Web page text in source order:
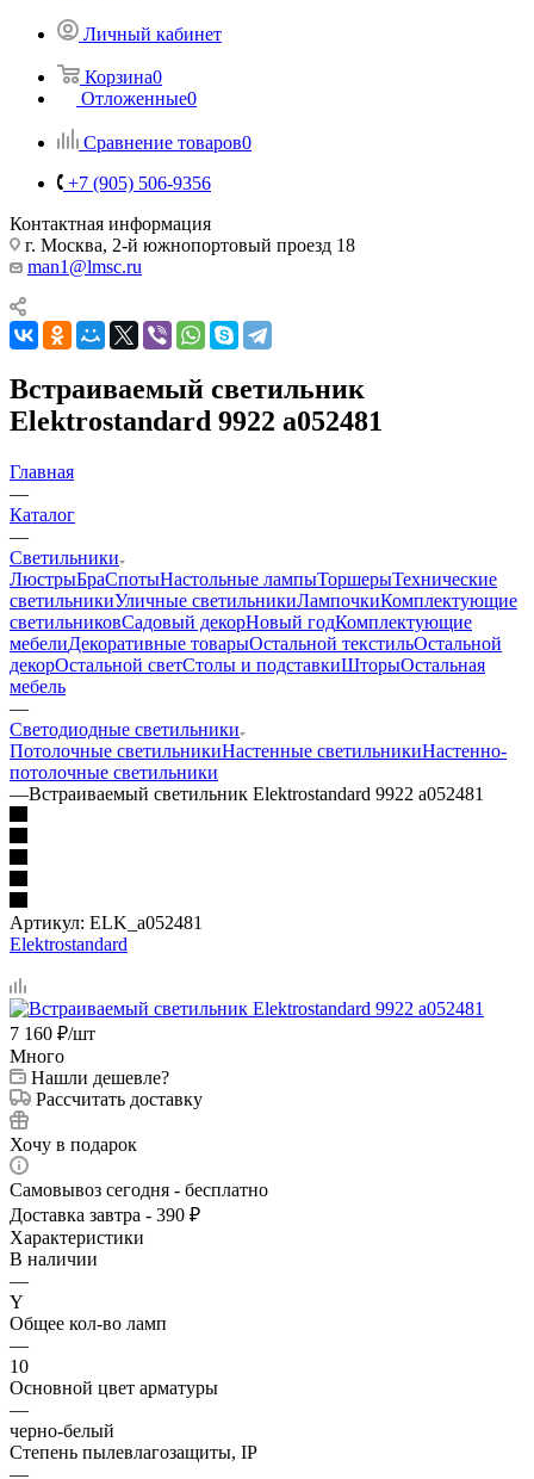
Личный кабинет
Корзина0
Отложенные0
Сравнение товаров0
+7 (905) 506-9356
Контактная информация
г. Москва, 2-й южнопортовый проезд 18
man1@lmsc.ru
Встраиваемый светильник
Elektrostandard 9922 a052481
Главная
—
Каталог
—
Светильники
ЛюстрыБраСпотыНастольные лампыТоршерыТехнические
светильникиУличные светильникиЛампочкиКомплектующие
светильниковСадовый декорНовый годКомплектующие
мебелиДекоративные товарыОстальной текстильОстальной
декорОстальной светСтолы и подставкиШторыОстальная
мебель
—
Светодиодные светильники
Потолочные светильникиНастенные светильникиНастенно-
потолочные светильники
—Встраиваемый светильник Elektrostandard 9922 a052481
Артикул: ELK_a052481
Elektrostandard
7 160 ₽/шт
Много
Нашли дешевле?
Рассчитать доставку
Хочу в подарок
Самовывоз сегодня - бесплатно
Доставка завтра - 390 ₽
Характеристики
В наличии
—
Y
Общее кол-во ламп
—
10
Основной цвет арматуры
—
черно-белый
Степень пылевлагозащиты, IP
—